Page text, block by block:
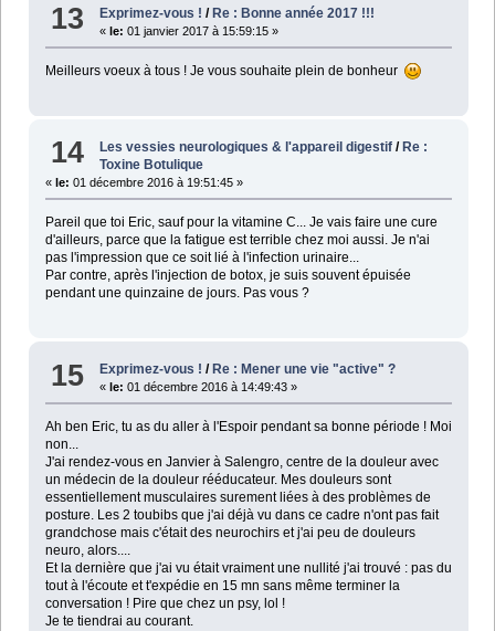
13 Exprimez-vous ! /Re : Bonne année 2017 !!!
«le: 01 janvier 2017 à 15:59:15 »
Meilleurs voeux à tous ! Je vous souhaite plein de bonheur
14 Les vessies neurologiques & l'appareil digestif / Re :
Toxine Botulique
« le: 01 décembre 2016 à 19:51:45 »
Pareil que toi Eric, sauf pour la vitamine C... Je vais faire une cure
d'ailleurs, parce que la fatigue est terrible chez moi aussi. Je n'ai
pas l'impression que ce soit lié à l'infection urinaire...
Par contre, après l'injection de botox, je suis souvent épuisée
pendant une quinzaine de jours. Pas vous ?
15 Exprimez-vous ! / Re : Mener une vie "active" ?
« le: 01 décembre 2016 à 14:49:43 »
Ah ben Eric, tu as du aller à l'Espoir pendant sa bonne période ! Moi
non...
J'ai rendez-vous en Janvier à Salengro, centre de la douleur avec
un médecin de la douleur rééducateur. Mes douleurs sont
essentiellement musculaires surement liées à des problèmes de
posture. Les 2 toubibs que j'ai déjà vu dans ce cadre n'ont pas fait
grandchose mais c'était des neurochirs et j'ai peu de douleurs
neuro, alors....
Et la dernière que j'ai vu était vraiment une nullité j'ai trouvé : pas du
tout à l'écoute et t'expédie en 15 mn sans même terminer la
conversation ! Pire que chez un psy, lol !
Je te tiendrai au courant.